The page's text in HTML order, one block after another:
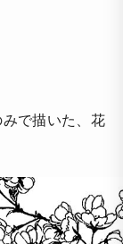
で描いた、花